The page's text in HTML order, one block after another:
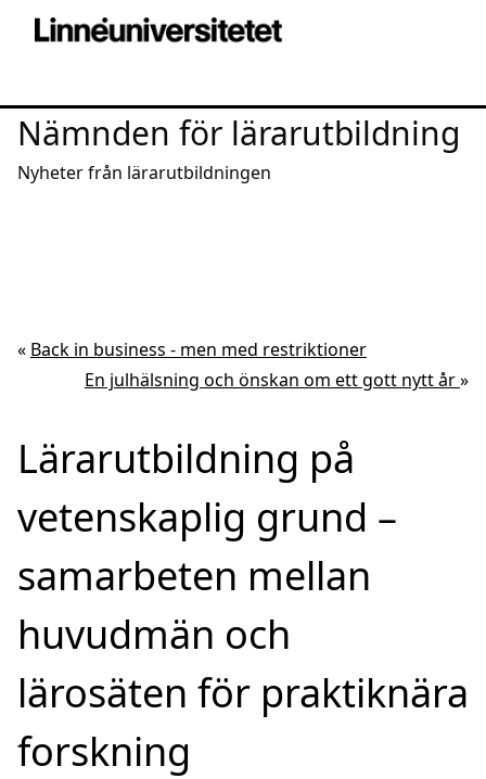
Nämnden för lärarutbildning
Nyheter från lärarutbildningen
« Back in business - men med restriktioner
En julhälsning och önskan om ett gott nytt år»
Lärarutbildning på
vetenskaplig grund –
samarbeten mellan
huvudmän och
lärosäten för praktiknära
forskning